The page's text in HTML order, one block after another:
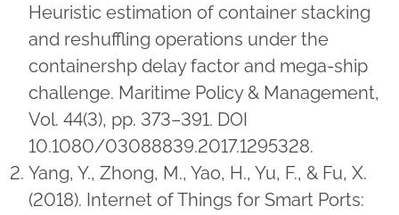
Heuristic estimation of container stacking
and reshuffling operations under the
containershp delay factor and mega-ship
challenge. Maritime Policy & Management,
Vol. 44(3), pp. 373–391. DOI
10.1080/03088839.2017.1295328.
Yang, Y., Zhong, M., Yao, H., Yu, F., & Fu, X.
(2018). Internet of Things for Smart Ports: